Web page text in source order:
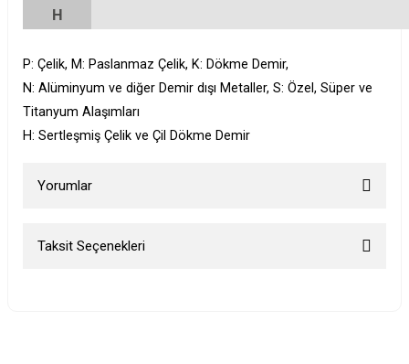
H
P: Çelik, M: Paslanmaz Çelik, K: Dökme Demir,
N: Alüminyum ve diğer Demir dışı Metaller, S: Özel, Süper ve
Titanyum Alaşımları
H: Sertleşmiş Çelik ve Çil Dökme Demir
Yorumlar
Taksit Seçenekleri